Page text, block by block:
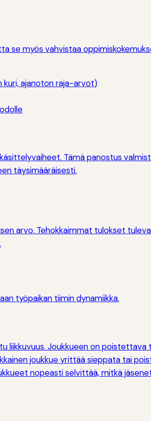
se myös vahvistaa
kuri, ajanoton raja-arvot)
Tämä panostus
täysimääräisesti.
arvo. Tehokkaimmat tulokset
työpaikan tiimin dynamiikka.
liikkuvuus. Joukkueen on
joukkue yrittää sieppata tai
nopeasti selvittää, mitkä